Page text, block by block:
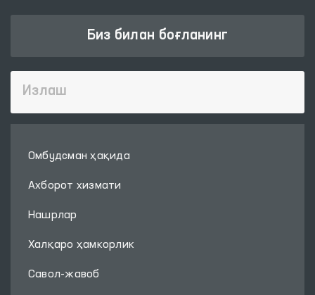
Биз билан боғланинг
Омбудсман ҳақида
Ахборот хизмати
Нашрлар
Халқаро ҳамкорлик
Савол-жавоб